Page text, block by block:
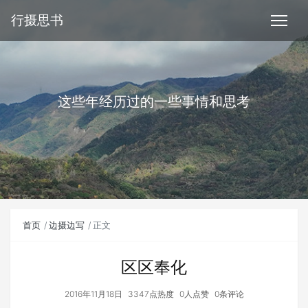
行摄思书
这些年经历过的一些事情和思考
首页 边摄边写 正文
区区奉化
2016年11月18日 3347点热度 0人点赞 0条评论